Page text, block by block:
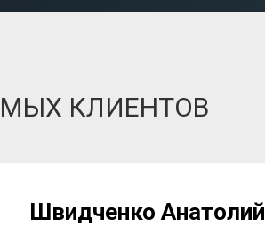
КЛИЕНТОВ
Швидченко Анатолий